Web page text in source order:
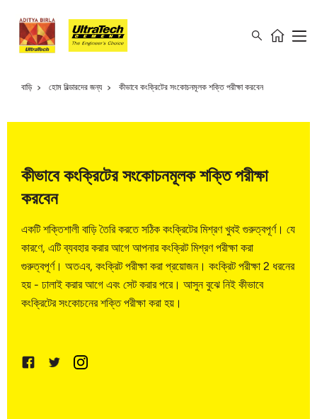
বাড়ি হোম বিল্ডারদের জন্য কীভাবে কংক্রিটের সংকোচনমূলক শক্তি পরীক্ষা করবেন
কীভাবে কংক্রিটের সংকোচনমূলক শক্তি পরীক্ষা
করবেন
একটি শক্তিশালী বাড়ি তৈরি করতে সঠিক কংক্রিটের মিশ্রণ খুবই গুরুত্বপূর্ণ। যে
কারণে, এটি ব্যবহার করার আগে আপনার কংক্রিট মিশ্রণ পরীক্ষা করা
গুরুত্বপূর্ণ। অতএব, কংক্রিট পরীক্ষা করা প্রয়োজন। কংক্রিট পরীক্ষা 2 ধরনের
হয় - ঢালাই করার আগে এবং সেট করার পরে। আসুন বুঝে নিই কীভাবে
কংক্রিটের সংকোচনের শক্তি পরীক্ষা করা হয়।